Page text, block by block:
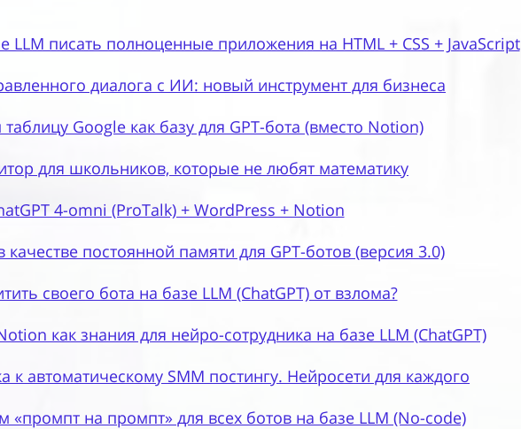
LLM писать полноценные приложения на HTML + CSS + JavaScript
диалога с ИИ: новый инструмент для бизнеса
Google как базу для GPT-бота (вместо Notion)
для школьников, которые не любят математику
4-omni (ProTalk) + WordPress + Notion
качестве постоянной памяти для GPT-ботов (версия 3.0)
своего бота на базе LLM (ChatGPT) от взлома?
как знания для нейро-сотрудника на базе LLM (ChatGPT)
к автоматическому SMM постингу. Нейросети для каждого
«промпт на промпт» для всех ботов на базе LLM (No-code)